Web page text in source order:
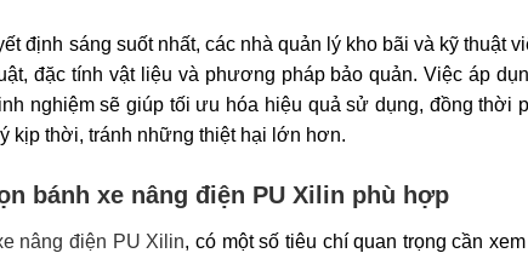
định sáng suốt nhất, các nhà quản lý kho bãi và kỹ thuật
đặc tính vật liệu và phương pháp bảo quản. Việc áp
nghiệm sẽ giúp tối ưu hóa hiệu quả sử dụng, đồng thời
kịp thời, tránh những thiệt hại lớn hơn.
bánh xe nâng điện PU Xilin phù hợp
nâng điện PU Xilin, có một số tiêu chí quan trọng cần